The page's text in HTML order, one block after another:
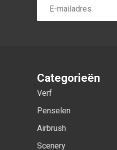
Categorieën
Verf
Penselen
Airbrush
Scenery